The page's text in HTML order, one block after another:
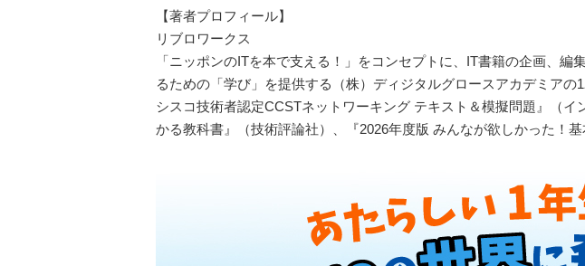
【著者プロフィール】
リブロワークス
「ニッポンのITを本で支える！」をコンセプトに、IT書籍の企画、
るための「学び」を提供する（株）ディジタルグロースアカデミア
シスコ技術者認定CCSTネットワーキング テキスト＆模擬問題』（
かる教科書』（技術評論社）、『2026年度版 みんなが欲しかった！